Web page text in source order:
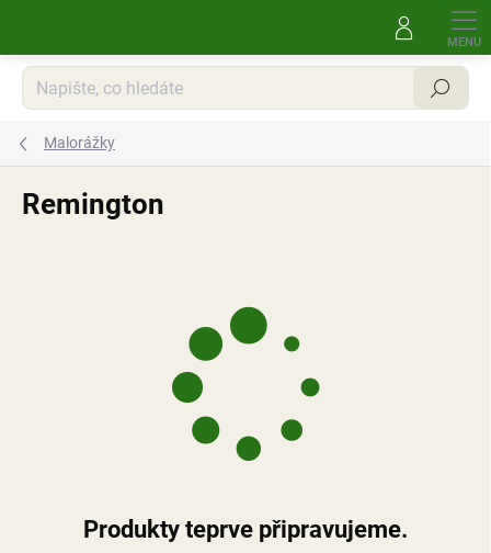
Hledat
Malorážky
Remington
Produkty teprve připravujeme.